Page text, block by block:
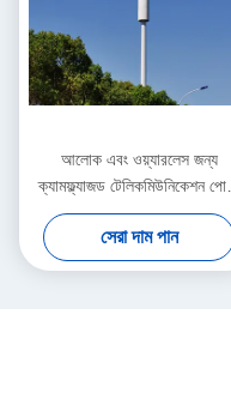
আলোক এবং ওয়্যারলেস জন্য
ক্যামফ্ল্যাজড টেলিকমিউনিকেশন পোস্ট
30 এম 35 এম 40 এম
সেরা দাম পান